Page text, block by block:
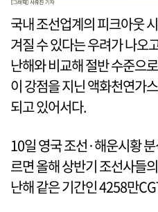
국내 조선업계의 피크아웃
겨질 수 있다는 우려가 나오
난해와 비교해 절반 수준으
이 강점을 지닌 액화천연가
되고 있어서다.
10일 영국 조선·해운시황
르면 올해 상반기 조선사들
난해 같은 기간인 4258만